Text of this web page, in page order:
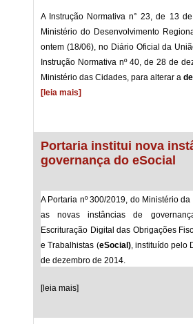
A Instrução Normativa n° 23, de 13
Ministério do Desenvolvimento
ontem (18/06), no Diário Oficial da
Instrução Normativa nº 40, de 28 de
Ministério das Cidades, para alterar a
[leia mais]
Portaria institui nova
governança do eSocial
A Portaria nº 300/2019, do Ministério
as novas instâncias de
Escrituração Digital das Obrigações
e Trabalhistas (eSocial), instituído pelo
de dezembro de 2014.
[leia mais]